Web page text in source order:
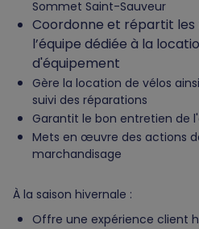
Sommet Saint-Sauveur
Coordonne et répartit les
l’équipe dédiée à la
d'équipement
Gère la location de vélos
suivi des réparations
Garantit le bon entretien de
Mets en œuvre des actions
marchandisage
À la saison hivernale :
Offre une expérience client